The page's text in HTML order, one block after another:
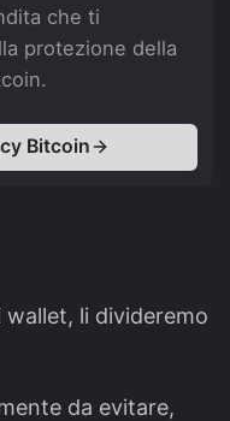
che ti
protezione della
Bitcoin
li divideremo
da evitare,